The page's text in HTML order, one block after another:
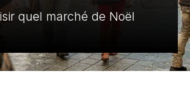
quel marché de Noël